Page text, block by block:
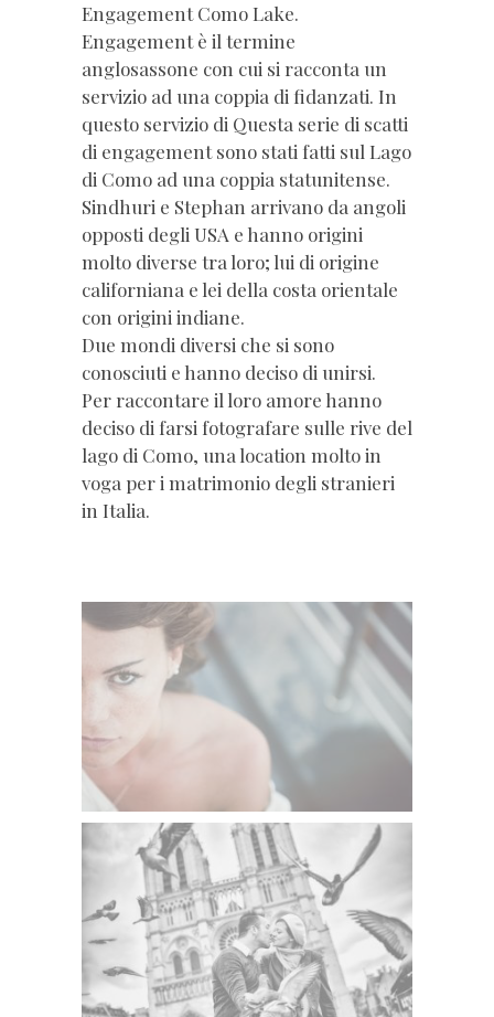
Engagement Como Lake.
Engagement è il termine
anglosassone con cui si racconta un
servizio ad una coppia di fidanzati. In
questo servizio di Questa serie di scatti
di engagement sono stati fatti sul Lago
di Como ad una coppia statunitense.
Sindhuri e Stephan arrivano da angoli
opposti degli USA e hanno origini
molto diverse tra loro; lui di origine
californiana e lei della costa orientale
con origini indiane.
Due mondi diversi che si sono
conosciuti e hanno deciso di unirsi.
Per raccontare il loro amore hanno
deciso di farsi fotografare sulle rive del
lago di Como, una location molto in
voga per i matrimonio degli stranieri
in Italia.